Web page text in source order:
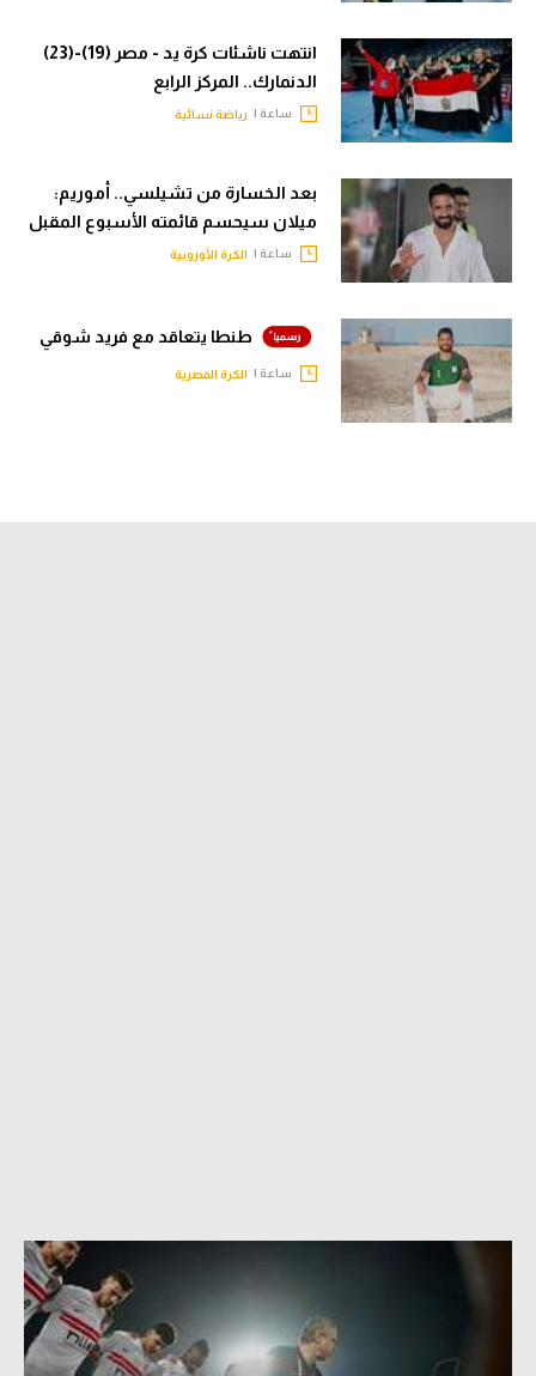
انتهت ناشئات كرة يد - مصر (19)-(23)
الدنمارك.. المركز الرابع
ساعة | رياضة نسائية
بعد الخسارة من تشيلسي.. أموريم:
ميلان سيحسم قائمته الأسبوع المقبل
ساعة | الكرة الأوروبية
طنطا يتعاقد مع فريد شوقي
ساعة | الكرة المصرية